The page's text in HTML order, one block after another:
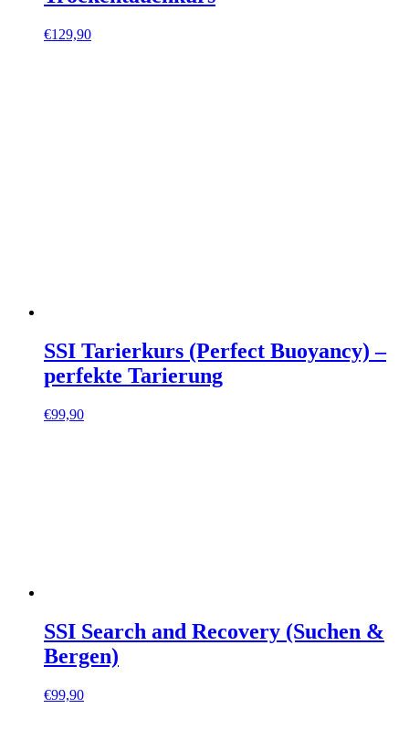
€129,90
SSI Tarierkurs (Perfect Buoyancy) –
perfekte Tarierung
€99,90
SSI Search and Recovery (Suchen &
Bergen)
€99,90